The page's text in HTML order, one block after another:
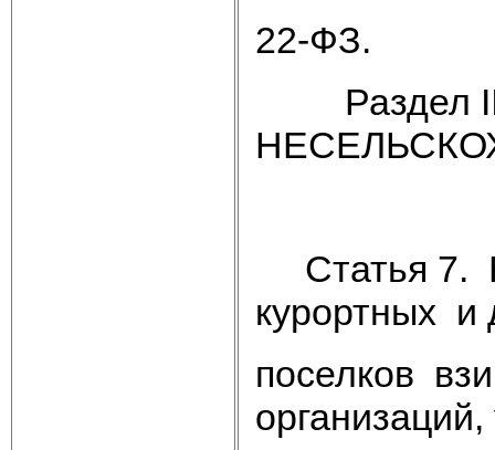
22-ФЗ.
Раздел
Статья 7.
курортных и
поселков